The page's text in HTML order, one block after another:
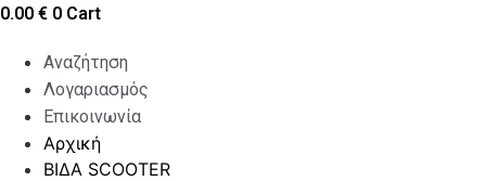
0.00 € 0 Cart
Αναζήτηση
Λογαριασμός
Επικοινωνία
Αρχική
ΒΙΔΑ SCOOTER